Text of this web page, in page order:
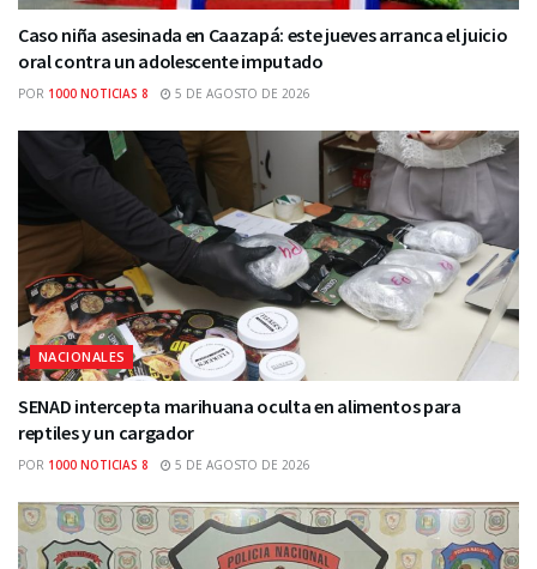
Caso niña asesinada en Caazapá: este jueves arranca el juicio
oral contra un adolescente imputado
POR 1000 NOTICIAS 8 5 DE AGOSTO DE 2026
NACIONALES
SENAD intercepta marihuana oculta en alimentos para
reptiles y un cargador
POR 1000 NOTICIAS 8 5 DE AGOSTO DE 2026